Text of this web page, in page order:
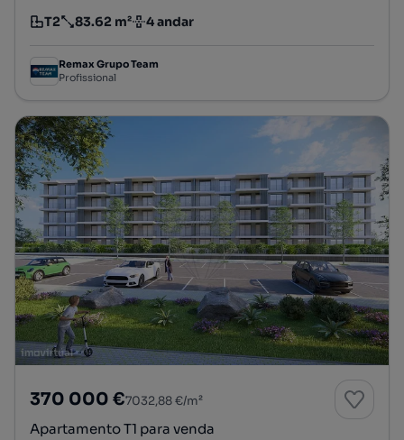
Tipologia
T2
Preço por metro quadrado
83.62 m²
Andar 4 andar
Remax Grupo Team
Profissional
370 000 €7032,88 €/m²
Apartamento T1 para venda